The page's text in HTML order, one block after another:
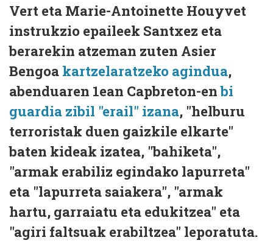
Vert eta Marie-Antoinette Houyvet
instrukzio epaileek Santxez eta
berarekin atzeman zuten Asier
Bengoa kartzelaratzeko agindua,
abenduaren 1ean Capbreton-enbi
guardia zibil "erail" izana, "helburu
terroristak duen gaizkile elkarte"
baten kideak izatea, "bahiketa",
"armak erabiliz egindako lapurreta"
eta "lapurreta saiakera", "armak
hartu, garraiatu eta edukitzea" eta
"agiri faltsuak erabiltzea" leporatuta.